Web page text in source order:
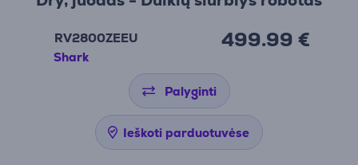
RV2800ZEEU
Shark
499.99 €
Palyginti
Ieškoti parduotuvėse